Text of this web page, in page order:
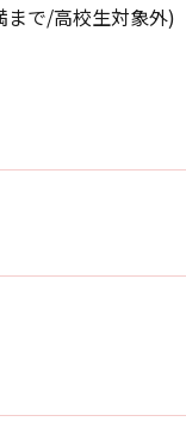
で/高校生対象外)